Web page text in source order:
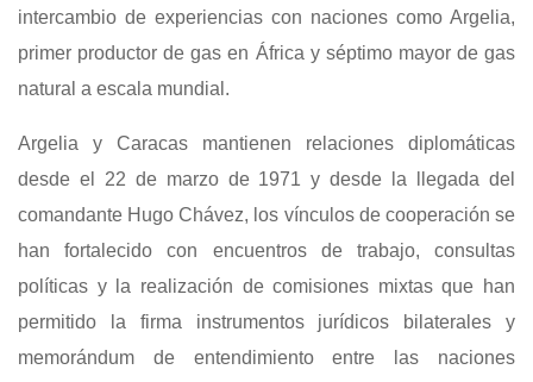
intercambio de experiencias con naciones como Argelia,
primer productor de gas en África y séptimo mayor de gas
natural a escala mundial.
Argelia y Caracas mantienen relaciones diplomáticas
desde el 22 de marzo de 1971 y desde la llegada del
comandante Hugo Chávez, los vínculos de cooperación se
han fortalecido con encuentros de trabajo, consultas
políticas y la realización de comisiones mixtas que han
permitido la firma instrumentos jurídicos bilaterales y
memorándum de entendimiento entre las naciones